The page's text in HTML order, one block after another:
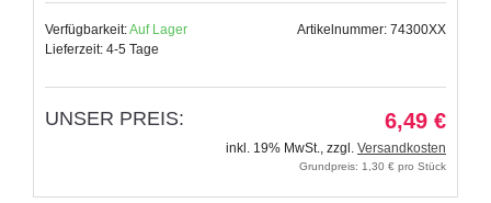
Verfügbarkeit:Auf Lager
Lieferzeit: 4-5 Tage
Artikelnummer: 74300XX
UNSER PREIS: 6,49 €
inkl. 19% MwSt., zzgl. Versandkosten
Grundpreis: 1,30 € pro Stück